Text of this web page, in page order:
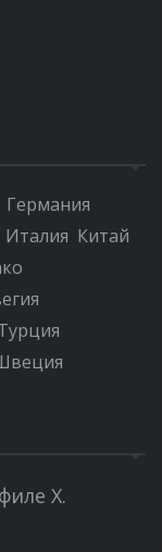
Германия
Италия Китай
X.